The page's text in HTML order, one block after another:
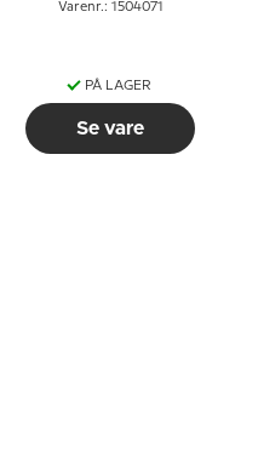
Varenr.: 1504071
PÅ LAGER
Se vare